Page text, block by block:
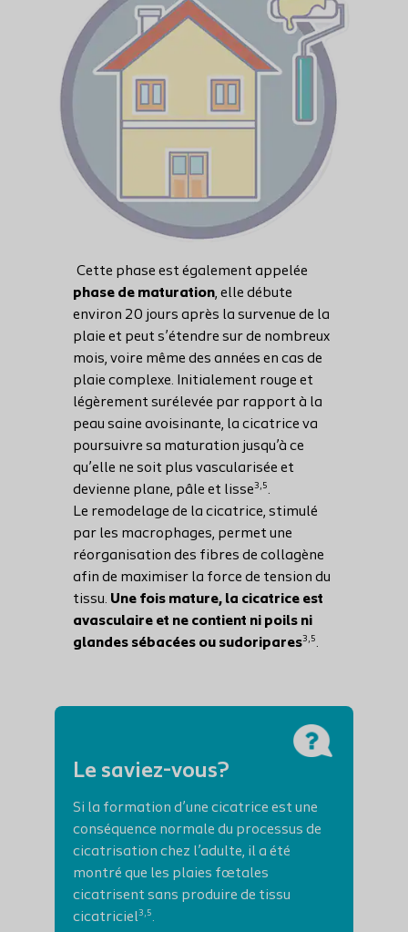
Cette phase est également appelée
phase de maturation, elle débute
environ 20 jours après la survenue de la
plaie et peut s’étendre sur de nombreux
mois, voire même des années en cas de
plaie complexe. Initialement rouge et
légèrement surélevée par rapport à la
peau saine avoisinante, la cicatrice va
poursuivre sa maturation jusqu’à ce
qu’elle ne soit plus vascularisée et
devienne plane, pâle et lisse3,5.
Le remodelage de la cicatrice, stimulé
par les macrophages, permet une
réorganisation des fibres de collagène
afin de maximiser la force de tension du
tissu. Une fois mature, la cicatrice est
avasculaire et ne contient ni poils ni
glandes sébacées ou sudoripares3,5.
Le saviez-vous?
Si la formation d’une cicatrice est une
conséquence normale du processus de
cicatrisation chez l’adulte, il a été
montré que les plaies fœtales
cicatrisent sans produire de tissu
cicatriciel3,5.